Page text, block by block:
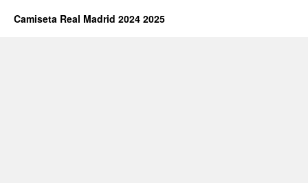
Camiseta Real Madrid 2024 2025